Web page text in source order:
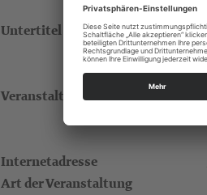
Untertitel
Veranstaltungsort
Internetadresse
Art der Veranstaltung